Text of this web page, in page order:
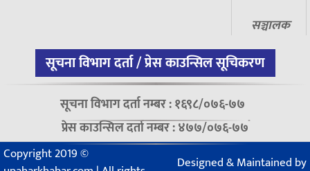
सञ्चालक
सूचना विभाग दर्ता / प्रेस काउन्सिल सूचिकरण
सूचना विभाग दर्ता नम्बर : १६९८/०७६-७७
प्रेस काउन्सिल दर्ता नम्बर : ४७७/०७६-७७
Copyright 2019 ©
Designed & Maintained by